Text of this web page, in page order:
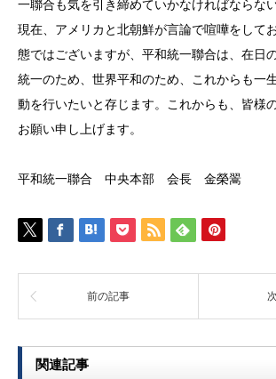
一聯合も気を引き締めていかなければならな
現在、アメリカと北朝鮮が言論で喧嘩をして
態ではございますが、平和統一聯合は、在日
統一のため、世界平和のため、これからも一
動を行いたいと存じます。これからも、皆様
お願い申し上げます。
平和統一聯合 中央本部 会長 金榮翯
前の記事
関連記事